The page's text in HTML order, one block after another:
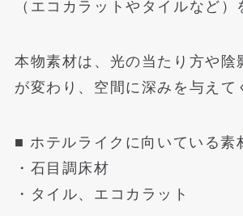
（エコカラットやタイルなど）
本物素材は、光の当たり方や陰
が変わり、空間に深みを与えて
■ ホテルライクに向いている素
・石目調床材
・タイル、エコカラット